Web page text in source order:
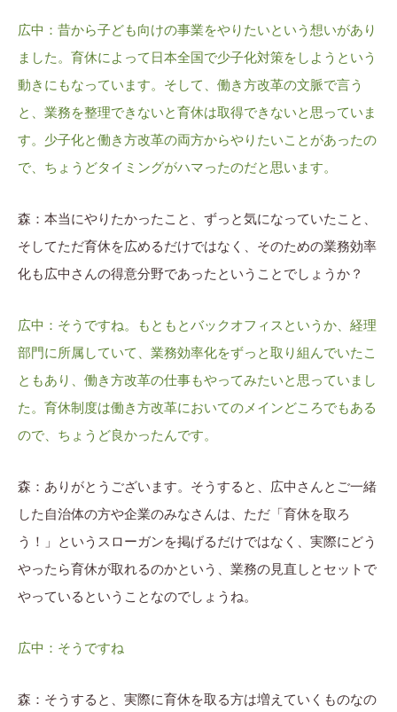
広中：昔から子ども向けの事業をやりたいという想いがあり
ました。育休によって日本全国で少子化対策をしようという
動きにもなっています。そして、働き方改革の文脈で言う
と、業務を整理できないと育休は取得できないと思っていま
す。少子化と働き方改革の両方からやりたいことがあったの
で、ちょうどタイミングがハマったのだと思います。
森：本当にやりたかったこと、ずっと気になっていたこと、
そしてただ育休を広めるだけではなく、そのための業務効率
化も広中さんの得意分野であったということでしょうか？
広中：そうですね。もともとバックオフィスというか、経理
部門に所属していて、業務効率化をずっと取り組んでいたこ
ともあり、働き方改革の仕事もやってみたいと思っていまし
た。育休制度は働き方改革においてのメインどころでもある
ので、ちょうど良かったんです。
森：ありがとうございます。そうすると、広中さんとご一緒
した自治体の方や企業のみなさんは、ただ「育休を取ろ
う！」というスローガンを掲げるだけではなく、実際にどう
やったら育休が取れるのかという、業務の見直しとセットで
やっているということなのでしょうね。
広中：そうですね
森：そうすると、実際に育休を取る方は増えていくものなの